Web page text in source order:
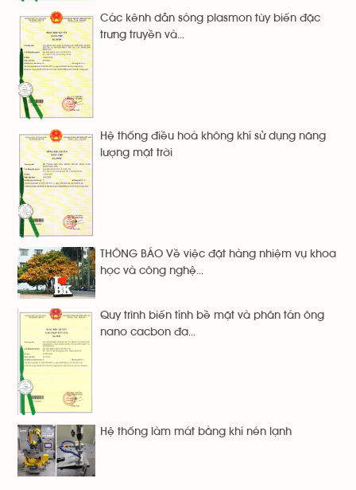
Các kênh dẫn sóng plasmon tùy biến đặc
trưng truyền và...
Hệ thống điều hoà không khí sử dụng năng
lượng mặt trời
THÔNG BÁO Về việc đặt hàng nhiệm vụ khoa
học và công nghệ...
Quy trình biến tính bề mặt và phân tán ông
nano cacbon đa...
Hệ thống làm mát bằng khí nén lạnh